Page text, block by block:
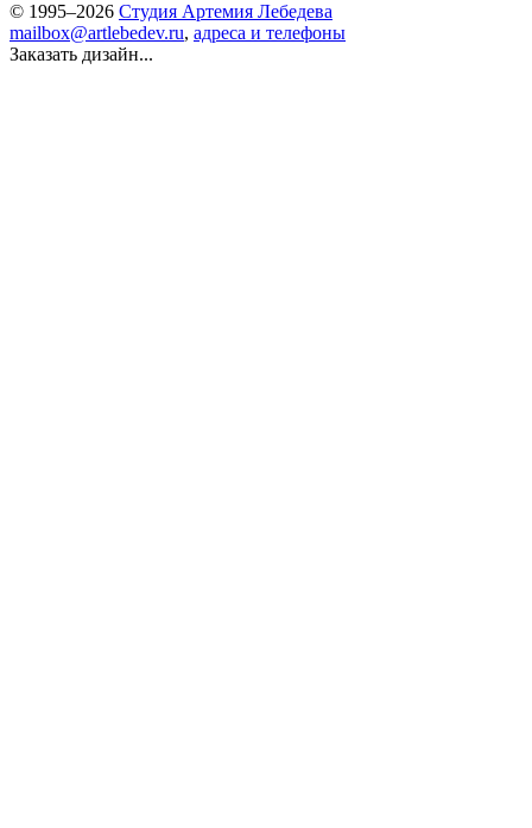
© 1995–2026 Студия Артемия Лебедева
mailbox@artlebedev.ru, адреса и телефоны
Заказать дизайн...